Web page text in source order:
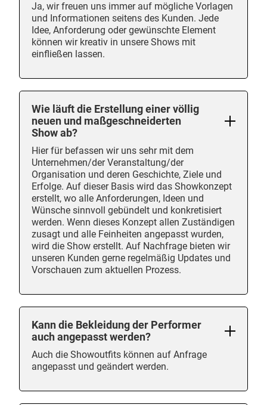
Ja, wir freuen uns immer auf mögliche Vorlagen
und Informationen seitens des Kunden. Jede
Idee, Anforderung oder gewünschte Element
können wir kreativ in unsere Shows mit
einfließen lassen.
Wie läuft die Erstellung einer völlig
neuen und maßgeschneiderten
Show ab?
Hier für befassen wir uns sehr mit dem
Unternehmen/der Veranstaltung/der
Organisation und deren Geschichte, Ziele und
Erfolge. Auf dieser Basis wird das Showkonzept
erstellt, wo alle Anforderungen, Ideen und
Wünsche sinnvoll gebündelt und konkretisiert
werden. Wenn dieses Konzept allen Zuständigen
zusagt und alle Feinheiten angepasst wurden,
wird die Show erstellt. Auf Nachfrage bieten wir
unseren Kunden gerne regelmäßig Updates und
Vorschauen zum aktuellen Prozess.
Kann die Bekleidung der Performer
auch angepasst werden?
Auch die Showoutfits können auf Anfrage
angepasst und geändert werden.